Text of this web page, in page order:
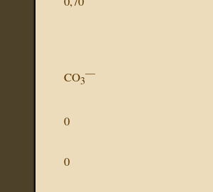
CO3
—
0
0